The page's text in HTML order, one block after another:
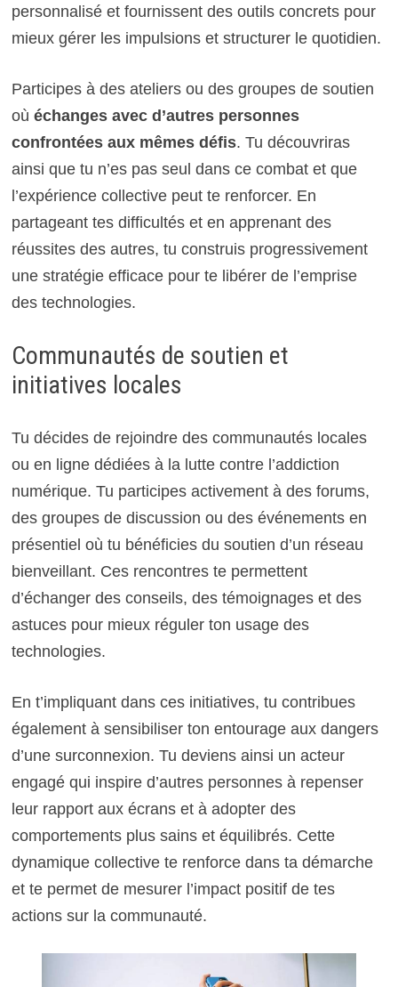
personnalisé et fournissent des outils concrets pour
mieux gérer les impulsions et structurer le quotidien.
Participes à des ateliers ou des groupes de soutien
où échanges avec d’autres personnes
confrontées aux mêmes défis. Tu découvriras
ainsi que tu n’es pas seul dans ce combat et que
l’expérience collective peut te renforcer. En
partageant tes difficultés et en apprenant des
réussites des autres, tu construis progressivement
une stratégie efficace pour te libérer de l’emprise
des technologies.
Communautés de soutien et
initiatives locales
Tu décides de rejoindre des communautés locales
ou en ligne dédiées à la lutte contre l’addiction
numérique. Tu participes activement à des forums,
des groupes de discussion ou des événements en
présentiel où tu bénéficies du soutien d’un réseau
bienveillant. Ces rencontres te permettent
d’échanger des conseils, des témoignages et des
astuces pour mieux réguler ton usage des
technologies.
En t’impliquant dans ces initiatives, tu contribues
également à sensibiliser ton entourage aux dangers
d’une surconnexion. Tu deviens ainsi un acteur
engagé qui inspire d’autres personnes à repenser
leur rapport aux écrans et à adopter des
comportements plus sains et équilibrés. Cette
dynamique collective te renforce dans ta démarche
et te permet de mesurer l’impact positif de tes
actions sur la communauté.